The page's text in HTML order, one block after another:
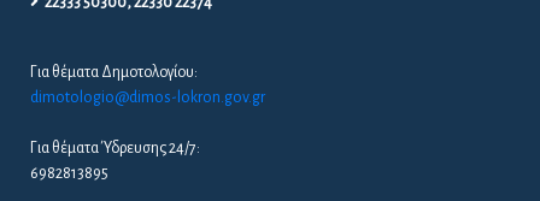
Για θέματα Δημοτολογίου:
dimotologio@dimos-lokron.gov.gr
Για θέματα Ύδρευσης 24/7:
6982813895